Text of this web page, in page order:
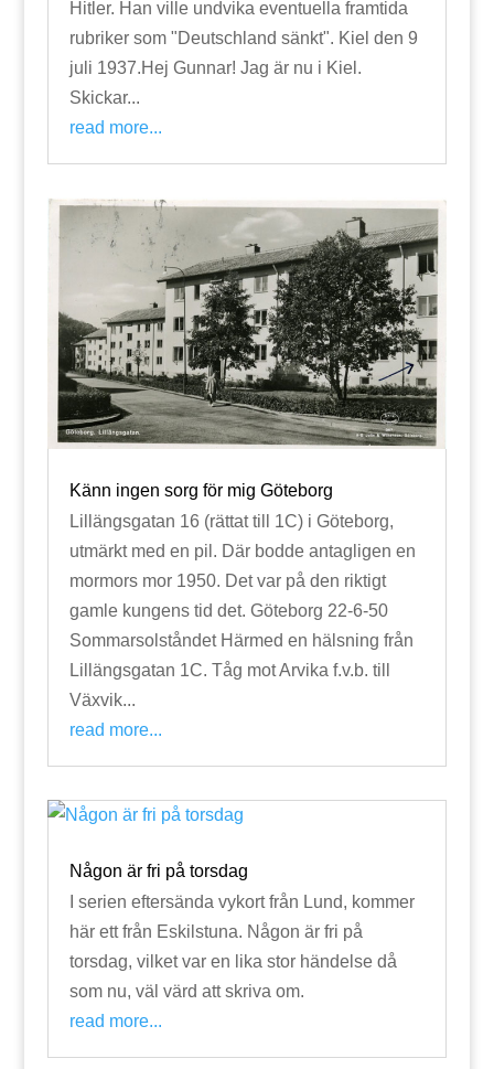
Hitler. Han ville undvika eventuella framtida
rubriker som "Deutschland sänkt". Kiel den 9
juli 1937.Hej Gunnar! Jag är nu i Kiel.
Skickar...
read more...
Känn ingen sorg för mig Göteborg
Lillängsgatan 16 (rättat till 1C) i Göteborg,
utmärkt med en pil. Där bodde antagligen en
mormors mor 1950. Det var på den riktigt
gamle kungens tid det. Göteborg 22-6-50
Sommarsolståndet Härmed en hälsning från
Lillängsgatan 1C. Tåg mot Arvika f.v.b. till
Växvik...
read more...
Någon är fri på torsdag
I serien eftersända vykort från Lund, kommer
här ett från Eskilstuna. Någon är fri på
torsdag, vilket var en lika stor händelse då
som nu, väl värd att skriva om.
read more...